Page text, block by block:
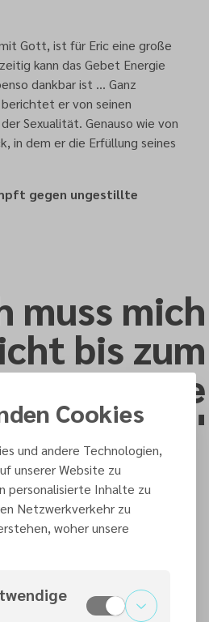
Gott, ist für Eric eine große
kann das Gebet Energie
dankbar ist … Ganz
er von seinen
Sexualität. Genauso wie von
in dem er die Erfüllung seines
gegen ungestillte
muss mich
bis zum
Ende
Über die eigenen Grenzen
verausgabte sich auf ihrer
die ganze Zeit – aber sie
weiß sie sicher: Gott nimmt
Cookies
und andere Technologien,
unserer Website zu
personalisierte Inhalte zu
Netzwerkverkehr zu
woher unsere